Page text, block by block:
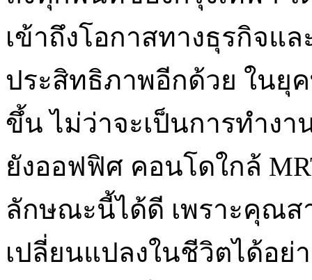
เข้าถึงโอกาสทางธุรกิจแ
ประสิทธิภาพอีกด้วย ในยุ
ขึ้น ไม่ว่าจะเป็นการทำง
ยังออฟฟิศ คอนโดใกล้
ลักษณะนี้ได้ดี เพราะคุณส
เปลี่ยนแปลงในชีวิตได้อย่